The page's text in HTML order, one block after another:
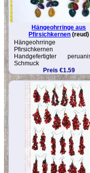
Hängeohrringe aus
Pfirsichkernen (reud)
Hängeohrringe
Handgefertigter
Schmuck
Preis €1.59